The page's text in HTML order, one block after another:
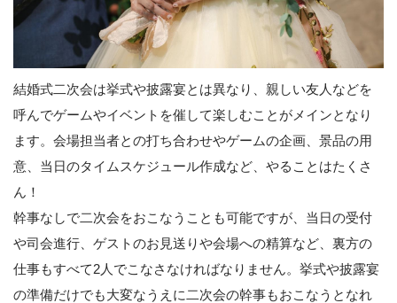
結婚式二次会は挙式や披露宴とは異なり、親しい友人などを
呼んでゲームやイベントを催して楽しむことがメインとなり
ます。会場担当者との打ち合わせやゲームの企画、景品の用
意、当日のタイムスケジュール作成など、やることはたくさ
ん！
幹事なしで二次会をおこなうことも可能ですが、当日の受付
や司会進行、ゲストのお見送りや会場への精算など、裏方の
仕事もすべて2人でこなさなければなりません。挙式や披露宴
の準備だけでも大変なうえに二次会の幹事もおこなうとなれ